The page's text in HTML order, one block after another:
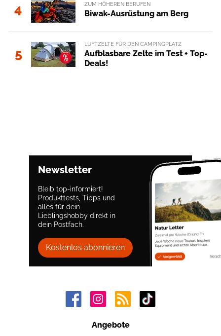
4 ZUM HÖHEREN BERUFEN
Biwak-Ausrüstung am Berg
5
LUFTZELTE FÜR DEN CAMPINGPLATZ
Aufblasbare Zelte im Test + Top-
Deals!
Newsletter
Bleib top-informiert!
Produkttests, Tipps und
alles für dein
Lieblingshobby direkt in
dein Postfach.
Kostenlos abonnieren
Angebote